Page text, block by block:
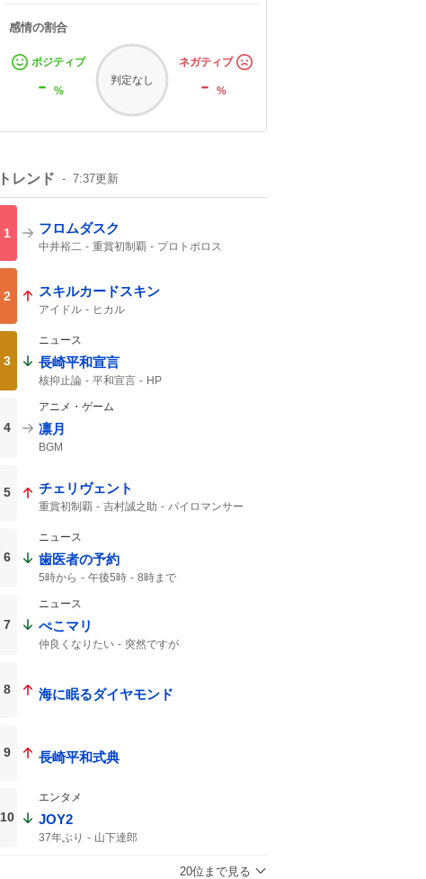
感情の割合
ポジティブ
- %
判定なし
ネガティブ
-%
トレンド 7:37更新
1 フロムダスク
中井裕二 重賞初制覇
プロトポロス
16万
2 スキルカードスキン
アイドル ヒカル
3
ニュース
長崎平和宣言
核抑止論 平和宣言 HP
4
アニメ・ゲーム
凛月
BGM
5 チェリヴェント
重賞初制覇 吉村誠之助
パイロマンサー
誠之助
マクリール
テンカムテキ
タガノアバンドーネ
海外帰り
レパードステークス2026
6
ニュース
歯医者の予約
5時から 午後5時 8時まで
7
ニュース
ぺこマリ
仲良くなりたい 突然ですが
8 海に眠るダイヤモンド
9 長崎平和式典
10
エンタメ
JOY2
37年ぶり 山下達郎
20位まで見る